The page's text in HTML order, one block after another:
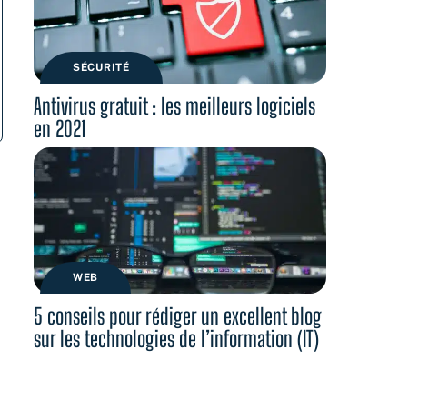
SÉCURITÉ
Antivirus gratuit : les meilleurs logiciels
en 2021
WEB
5 conseils pour rédiger un excellent blog
sur les technologies de l’information (IT)